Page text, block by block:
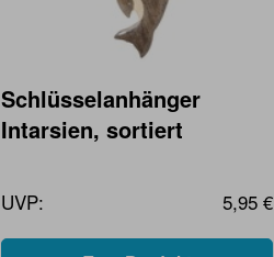
Schlüsselanhänger
Intarsien, sortiert
UVP: 5,95 €